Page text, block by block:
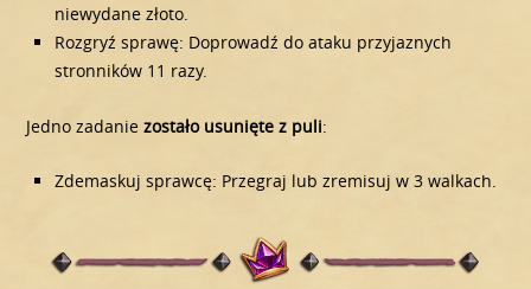
niewydane złoto.
Rozgryź sprawę: Doprowadź do ataku przyjaznych
stronników 11 razy.
Jedno zadaniezostało usunięte z puli:
Zdemaskuj sprawcę: Przegraj lub zremisuj w 3 walkach.